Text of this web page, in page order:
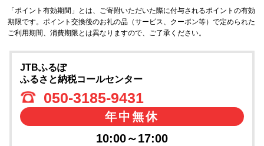
「ポイント有効期間」とは、ご寄附いただいた際に付与されるポイントの有効
期限です。ポイント交換後のお礼の品（サービス、クーポン等）で定められた
ご利用期間、消費期限とは異なりますので、ご了承ください。
JTBふるぽ
ふるさと納税コールセンター
050-3185-9431
年中無休
10:00～17:00